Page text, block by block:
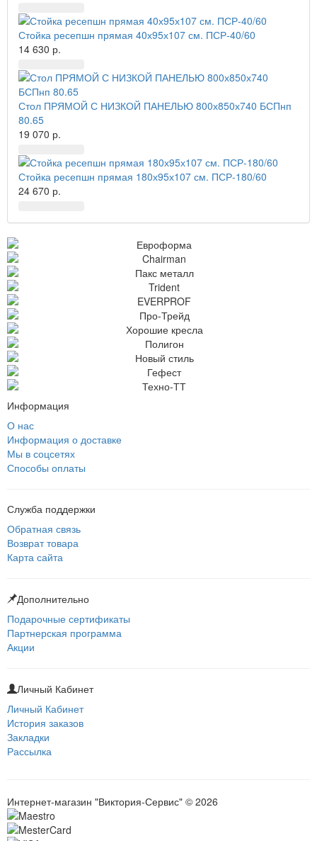
Стойка ресепшн прямая 40х95х107 см. ПСР-40/60
14 630 р.
Стол ПРЯМОЙ С НИЗКОЙ ПАНЕЛЬЮ 800х850х740 БСПнп
80.65
19 070 р.
Стойка ресепшн прямая 180х95х107 см. ПСР-180/60
24 670 р.
Информация
О нас
Информация о доставке
Мы в соцсетях
Способы оплаты
Служба поддержки
Обратная связь
Возврат товара
Карта сайта
Дополнительно
Подарочные сертификаты
Партнерская программа
Акции
Личный Кабинет
Личный Кабинет
История заказов
Закладки
Рассылка
Интернет-магазин "Виктория-Сервис" © 2026